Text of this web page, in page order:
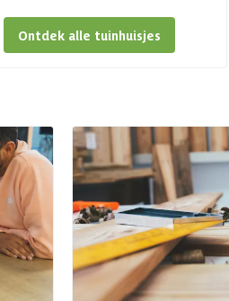
Ontdek alle tuinhuisjes